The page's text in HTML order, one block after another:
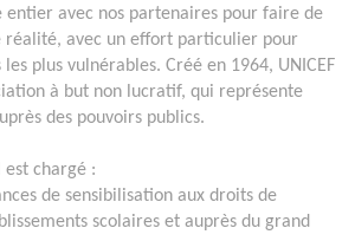
avec nos partenaires pour faire de
réalité, avec un effort particulier pour
plus vulnérables. Créé en 1964, UNICEF
à but non lucratif, qui représente
des pouvoirs publics.
chargé :
de sensibilisation aux droits de
scolaires et auprès du grand